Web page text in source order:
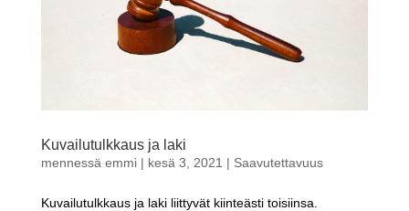
Kuvailutulkkaus ja laki
mennessä emmi| kesä 3, 2021 | Saavutettavuus
Kuvailutulkkaus ja laki liittyvät kiinteästi toisiinsa.